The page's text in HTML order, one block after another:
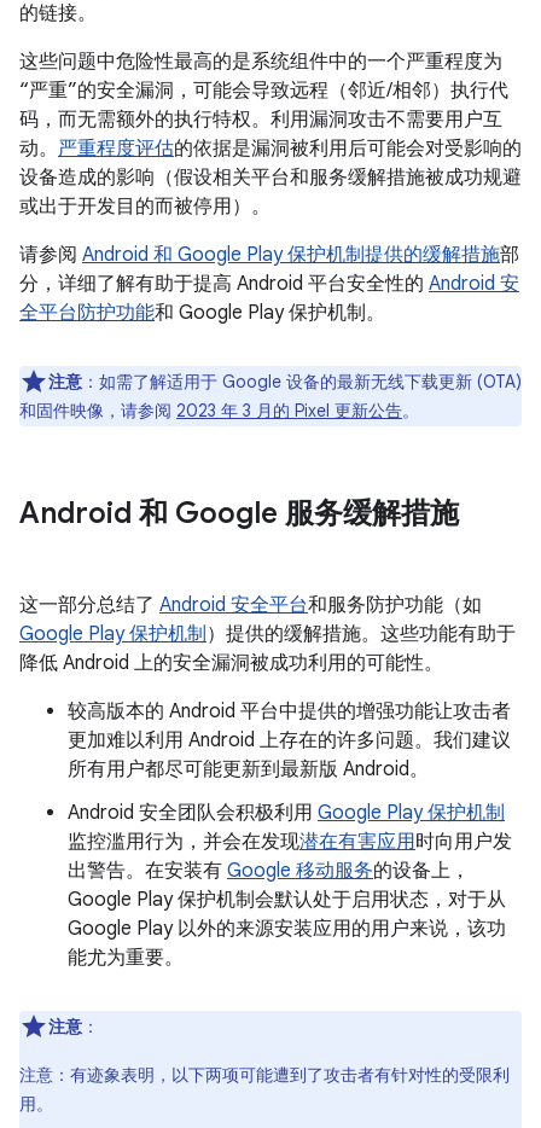
的链接。
这些问题中危险性最高的是系统组件中的一个严重程度为
“严重”的安全漏洞，可能会导致远程（邻近/相邻）执行代
码，而无需额外的执行特权。利用漏洞攻击不需要用户互
动。 严重程度评估的依据是漏洞被利用后可能会对受影响的
设备造成的影响（假设相关平台和服务缓解措施被成功规避
或出于开发目的而被停用）。
请参阅 Android 和 Google Play 保护机制提供的缓解措施部
分，详细了解有助于提高 Android 平台安全性的 Android 安
全平台防护功能和 Google Play 保护机制。
注意 ：如需了解适用于 Google 设备的最新无线下载更新 (OTA)
和固件映像，请参阅 2023 年 3 月的 Pixel 更新公告。
Android 和 Google 服务缓解措施
这一部分总结了 Android 安全平台和服务防护功能（如
Google Play 保护机制 ）提供的缓解措施。这些功能有助于
降低 Android 上的安全漏洞被成功利用的可能性。
较高版本的 Android 平台中提供的增强功能让攻击者
更加难以利用 Android 上存在的许多问题。我们建议
所有用户都尽可能更新到最新版 Android。
Android 安全团队会积极利用 Google Play 保护机制
监控滥用行为，并会在发现潜在有害应用时向用户发
出警告。在安装有 Google 移动服务的设备上，
Google Play 保护机制会默认处于启用状态，对于从
Google Play 以外的来源安装应用的用户来说，该功
能尤为重要。
注意 ：
注意：有迹象表明，以下两项可能遭到了攻击者有针对性的受限利
用。